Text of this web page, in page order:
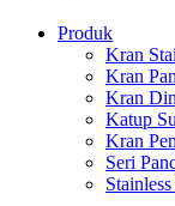
Produk
Kran
Kran
Kran
Katup
Kran
Seri